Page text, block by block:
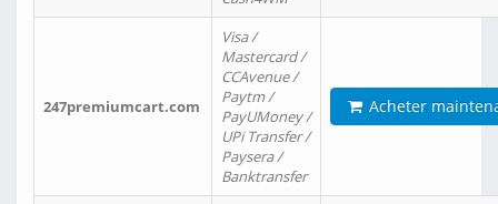
247premiumcart.com
Visa /
Mastercard /
CCAvenue /
Paytm /
PayUMoney /
UPi Transfer /
Paysera /
Banktransfer
Acheter